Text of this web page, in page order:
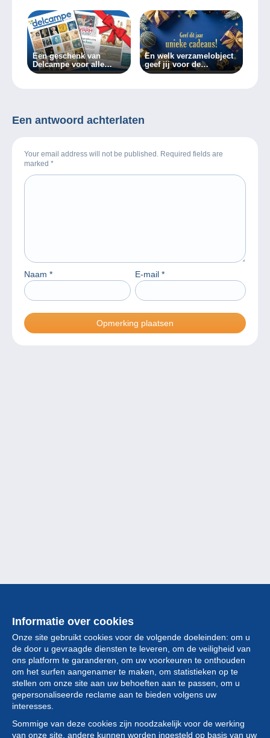
Een geschenk van
Delcampe voor alle
verzamelaars!
En welk verzamelobject
geef jij voor de
feestdagen?
Een antwoord achterlaten
Your email address will not be published. Required fields are
marked *
Naam * E-mail *
Informatie over cookies
Onze site gebruikt cookies voor de volgende doeleinden: om u
de door u gevraagde diensten te leveren, om de veiligheid van
ons platform te garanderen, om uw voorkeuren te onthouden
om het surfen aangenamer te maken, om statistieken op te
stellen om onze site aan uw behoeften aan te passen, om u
gepersonaliseerde reclame aan te bieden volgens uw
interesses.
Sommige van deze cookies zijn noodzakelijk voor de werking
van onze site, andere kunnen worden ingesteld op basis van uw
Collectie
Nieuws